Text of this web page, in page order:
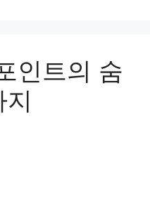
인트의 숨